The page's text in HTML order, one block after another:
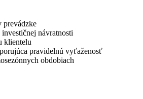
prevádzke
návratnosti
klientelu
pravidelnú vyťaženosť
obdobiach